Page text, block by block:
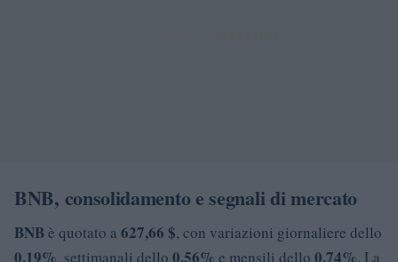
BNB, consolidamento e segnali di mercato
BNBè quotato a 627,66 $, con variazioni giornaliere dello
0,19%, settimanali dello 0,56% e mensili dello 0,74%. La